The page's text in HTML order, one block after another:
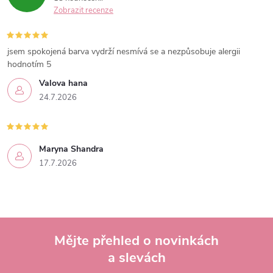
Zobrazit recenze
Valova hana
24.7.2026
jsem spokojená barva vydrží nesmívá se a nezpůsobuje alergii
hodnotím 5
Maryna Shandra
17.7.2026
Mějte přehled o novinkách
a slevách